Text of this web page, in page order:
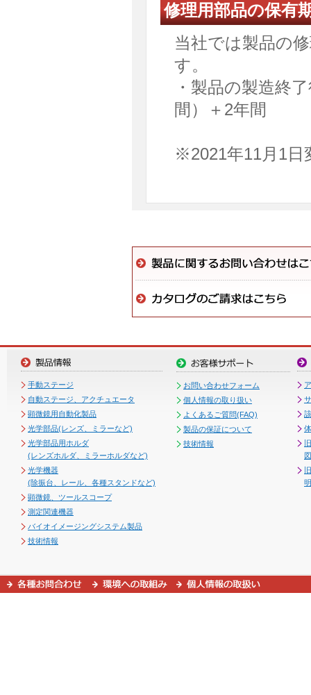
修理用部品の保有
当社では製品の
す。
・製品の製造終
間）＋2年間
※2021年11月1日
手動ステージ
自動ステージ、アクチュエータ
顕微鏡用自動化製品
光学部品(レンズ、ミラーなど)
光学部品用ホルダ
(レンズホルダ、ミラーホルダなど)
光学機器
(除振台、レール、各種スタンドなど)
顕微鏡、ツールスコープ
測定関連機器
バイオイメージングシステム製品
技術情報
お問い合わせフォーム
個人情報の取り扱い
よくあるご質問(FAQ)
製品の保証について
技術情報